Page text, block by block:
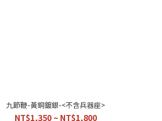
九節鞭-黃銅鍍銀-<不含兵器座>
NT$1,350 ~ NT$1,800